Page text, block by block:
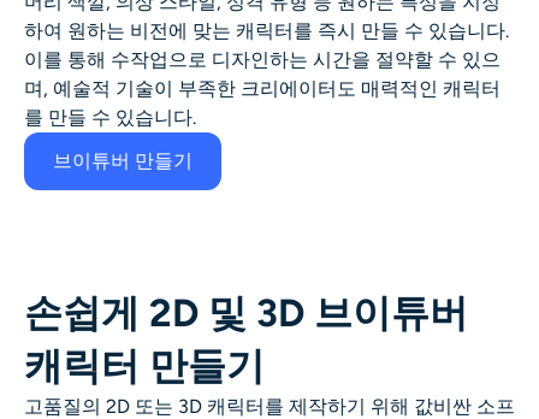
비디오 도구
비디오 효과
비디오 인핸서
하여 원하는 비전에 맞는 캐릭터를 즉시 만들 수 있습니다.
이를 통해 수작업으로 디자인하는 시간을 절약할 수 있으
며, 예술적 기술이 부족한 크리에이터도 매력적인 캐릭터
를 만들 수 있습니다.
브이튜버 만들기
손쉽게 2D 및 3D 브이튜버
캐릭터 만들기
고품질의 2D 또는 3D 캐릭터를 제작하기 위해 값비싼 소프